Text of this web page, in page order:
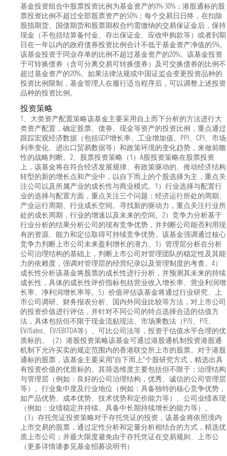
基金投资组合中股票投资比例为基金资产的0%-30%；港股通标的股
票投资比例不超过全部股票资产的50%；每个交易日日终，在扣除
股指期货、国债期货和股票期权合约需缴纳的交易保证金后，保持
现金（不包括结算备付金、存出保证金、应收申购款等）或者到期
日在一年以内的政府债券投资比例合计不低于基金资产净值的5%。
该基金投资于同业存单的比例不超过基金资产的20%。该基金投资
于可转换债券（含可分离交易可转换债券）及可交换债券的比例不
超过基金资产的20%。如果法律法规或中国证监会变更投资品种的
投资比例限制，基金管理人在履行适当程序后，可以调整上述投资
品种的投资比例。
投资策略
1、大类资产配置策略该基金主要采用自上而下分析的方法进行大
类资产配置，确定股票、债券、现金等资产的投资比例，重点通过
跟踪宏观经济数据（包括GDP增长率、工业增加值、PPI、CPI、市场
利率变化、进出口贸易数据等）和政策环境的变化趋势，来做前瞻
性的战略判断。2、股票投资策略（1）A股投资策略在股票投资
上，该基金将在符合经济发展规律、有政策驱动的、推动经济结构
转型的新的增长点和产业中，以自下而上的个股选择为主，重点关
注公司以及所属产业的成长性与商业模式。1）行业选择与配置行
业的选择与配置方面，重点关注三个问题：经济运行所处的周期、
产业运行周期、行业成长空间。寻找新的驱动力，重点关注行业所
处的成长周期，行业的增速以及未来的空间。2）竞争力分析基于
行业分析的结果分析公司的现有竞争优势，并判断公司能否利用现
有的资源、能力和定位取得可持续竞争优势。该基金强调通过核心
竞争力判断上市公司未来盈利增长的潜力。3）管理层分析在分析
公司治理结构的基础上，判断上市公司对管理团队的稳定性及其能
力的依赖度，强调对管理层的经营纪录以及管理制度的考查。4）
成长性分析该基金将股票的成长性进行分析，并预测其未来的持续
成长性，具体的成长性评价指标包括营业收入增长率、营业利润增
长率、净利润增长率等。5）价值评估该基金将通过行业研究、上
市公司调研、财务报表分析、国内外同业比较等方法，对上市公司
的投资价值进行评估，并针对不同公司的特点选择合适的估值方
法，具体包括但不限于现金流贴现法、市场乘数法（P/S、P/E、
EV/Sales、EV/EBITDA等）、可比公司法等，投资于估值水平合理的优
质标的。（2）港股投资策略该基金可通过港股通机制投资港股通
机制下允许买卖的规定范围内的香港联交所上市的股票。对于港股
通标的股票，该基金主要采用"自下而上"个股研究方式，精选出具
有投资价值的优质标的。其筛选维度主要包括但不限于：治理结构
与管理层（例如：良好的公司治理结构，优秀、诚信的公司管理层
等）、行业集中度及行业地位（例如：具备独特的核心竞争优势，
如产品优势、成本优势、技术优势和定价能力等）、公司业绩表现
（例如：业绩稳定并持续、具备中长期持续增长的能力等）。
（3）存托凭证投资策略对于存托凭证的投资，该基金将依照境内
上市交易的股票，通过定性分析和定量分析相结合的方式，精选优
质上市公司；并最大限度避免由于存托凭证在交易规则、上市公
（更多详情请参见基金招募说明书）